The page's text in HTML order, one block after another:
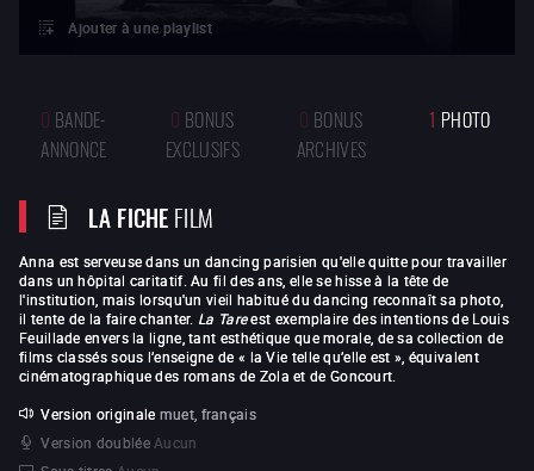
Ajouter à une playlist
0 BANDE-
ANNONCE
0 BONUS
EXCLUSIFS
0 BONUS
ARCHIVES
1 PHOTO
LA FICHEFILM
Anna est serveuse dans un dancing parisien qu'elle quitte pour travailler
dans un hôpital caritatif. Au fil des ans, elle se hisse à la tête de
l'institution, mais lorsqu'un vieil habitué du dancing reconnaît sa photo,
il tente de la faire chanter. La Tareest exemplaire des intentions de Louis
Feuillade envers la ligne, tant esthétique que morale, de sa collection de
films classés sous l’enseigne de « la Vie telle qu’elle est », équivalent
cinématographique des romans de Zola et de Goncourt.
Version originale muet, français
Version doublée Aucun